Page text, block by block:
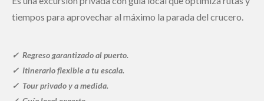
tiempos para aprovechar al máximo la parada del crucero.
✓ Regreso garantizado al puerto.
✓ Itinerario flexible a tu escala.
✓ Tourprivado y amedida.